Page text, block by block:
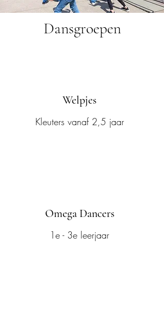
Dansgroepen
Welpjes
Kleuters vanaf 2,5 jaar
Omega Dancers
1e - 3e leerjaar